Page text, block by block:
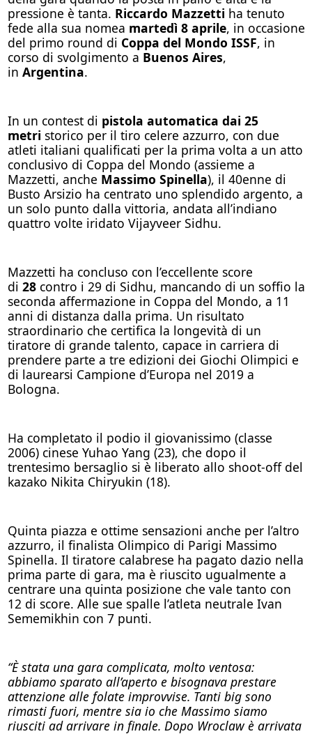
pressione è tanta. Riccardo Mazzetti ha tenuto
fede alla sua nomea martedì 8 aprile, in occasione
del primo round di Coppa del Mondo ISSF, in
corso di svolgimento a Buenos Aires,
in Argentina.
In un contest di pistola automatica dai 25
metri storico per il tiro celere azzurro, con due
atleti italiani qualificati per la prima volta a un atto
conclusivo di Coppa del Mondo (assieme a
Mazzetti, anche Massimo Spinella), il 40enne di
Busto Arsizio ha centrato uno splendido argento, a
un solo punto dalla vittoria, andata all’indiano
quattro volte iridato Vijayveer Sidhu.
Mazzetti ha concluso con l’eccellente score
di 28contro i 29 di Sidhu, mancando di un soffio la
seconda affermazione in Coppa del Mondo, a 11
anni di distanza dalla prima. Un risultato
straordinario che certifica la longevità di un
tiratore di grande talento, capace in carriera di
prendere parte a tre edizioni dei Giochi Olimpici e
di laurearsi Campione d’Europa nel 2019 a
Bologna.
Ha completato il podio il giovanissimo (classe
2006) cinese Yuhao Yang (23), che dopo il
trentesimo bersaglio si è liberato allo shoot-off del
kazako Nikita Chiryukin (18).
Quinta piazza e ottime sensazioni anche per l’altro
azzurro, il finalista Olimpico di Parigi Massimo
Spinella. Il tiratore calabrese ha pagato dazio nella
prima parte di gara, ma è riuscito ugualmente a
centrare una quinta posizione che vale tanto con
12 di score. Alle sue spalle l’atleta neutrale Ivan
Sememikhin con 7 punti.
“È stata una gara complicata, molto ventosa:
abbiamo sparato all’aperto e bisognava prestare
attenzione alle folate improvvise. Tanti big sono
rimasti fuori, mentre sia io che Massimo siamo
riusciti ad arrivare in finale. Dopo Wroclaw è arrivata